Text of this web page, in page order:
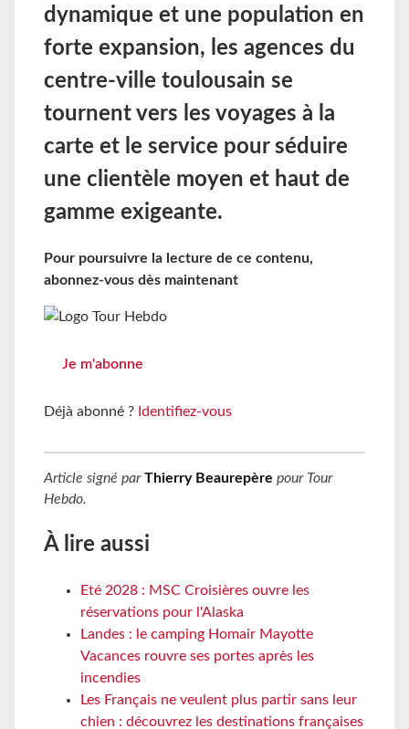
dynamique et une population en
forte expansion, les agences du
centre-ville toulousain se
tournent vers les voyages à la
carte et le service pour séduire
une clientèle moyen et haut de
gamme exigeante.
Pour poursuivre la lecture de ce contenu,
abonnez-vous dès maintenant
Je m'abonne
Déjà abonné ? Identifiez-vous
Article signé parThierry Beaurepère pour Tour
Hebdo.
À lire aussi
Eté 2028 : MSC Croisières ouvre les
réservations pour l'Alaska
Landes : le camping Homair Mayotte
Vacances rouvre ses portes après les
incendies
Les Français ne veulent plus partir sans leur
chien : découvrez les destinations françaises